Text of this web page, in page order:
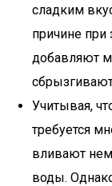
сладким
причине при
добавляют
Учитывая,
требуется
вливают
воды.